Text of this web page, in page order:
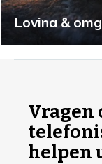
Lovina &
Vragen
helpen